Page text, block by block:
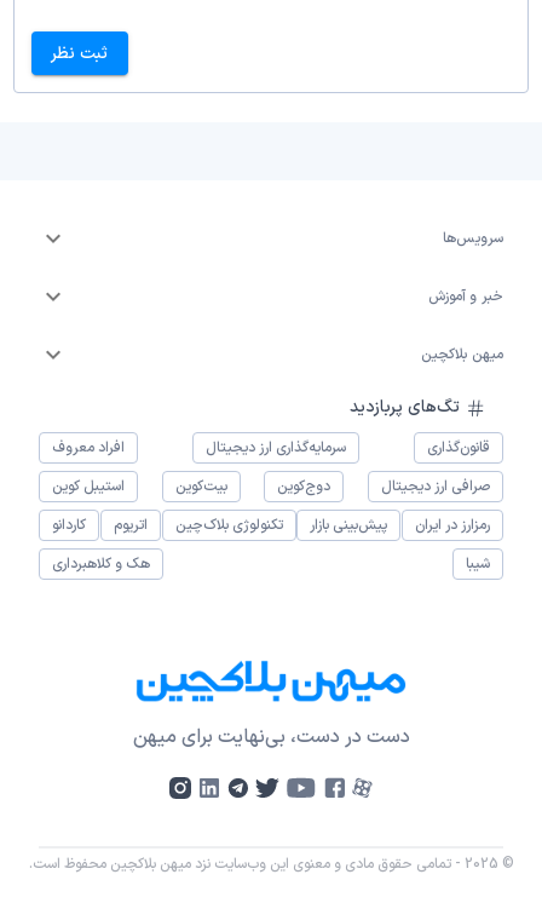
ثبت نظر
سرویس‌ها
خبر و آموزش
میهن بلاکچین
تگ‌های پربازدید
قانون‌گذاری سرمایه‌گذاری ارز دیجیتال
افراد معروف
صرافی ارز دیجیتال
دوج‌کوین بیت‌کوین
استیبل کوین
رمزارز در ایران
پیش‌بینی بازار تکنولوژی بلاک‌چین اتریوم
کاردانو
شیبا
هک و کلاهبرداری
دست در دست، بی‌نهایت برای میهن
© 2025 - تمامی حقوق مادی و معنوی این وب‌سایت نزد میهن بلاکچین محفوظ است.